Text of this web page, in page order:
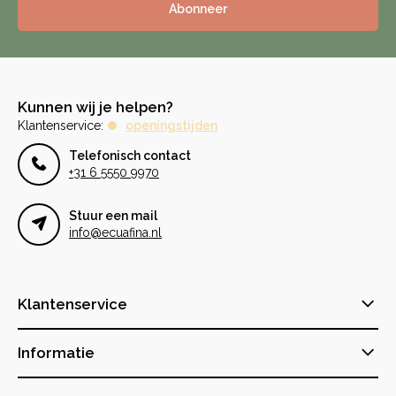
Abonneer
Kunnen wij je helpen?
Klantenservice: openingstijden
Telefonisch contact
+31 6 5550 9970
Stuur een mail
info@ecuafina.nl
Klantenservice
Informatie